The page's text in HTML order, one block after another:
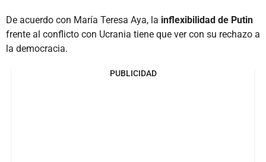
De acuerdo con María Teresa Aya, la inflexibilidad de Putin
frente al conflicto con Ucrania tiene que ver con su rechazo a
la democracia.
PUBLICIDAD